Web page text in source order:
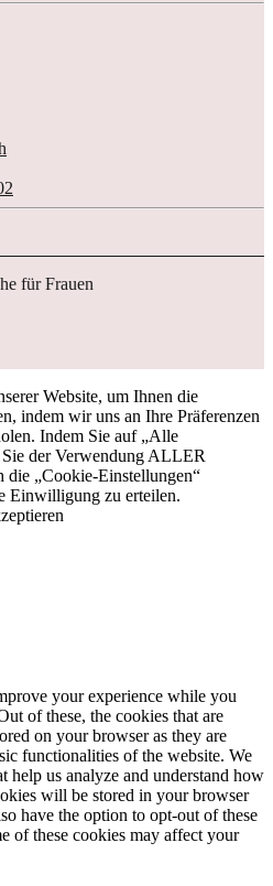
für Frauen
Website, um Ihnen die
indem wir uns an Ihre Präferenzen
Indem Sie auf „Alle
der Verwendung ALLER
die „Cookie-Einstellungen“
Einwilligung zu erteilen.
your experience while you
of these, the cookies that are
on your browser as they are
functionalities of the website. We
help us analyze and understand how
will be stored in your browser
have the option to opt-out of these
of these cookies may affect your